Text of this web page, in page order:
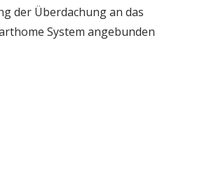
der Überdachung an das
System angebunden